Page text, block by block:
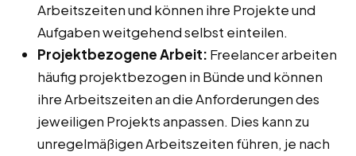
Arbeitszeiten und können ihre Projekte und
Aufgaben weitgehend selbst einteilen.
Projektbezogene Arbeit: Freelancer arbeiten
häufig projektbezogen in Bünde und können
ihre Arbeitszeiten an die Anforderungen des
jeweiligen Projekts anpassen. Dies kann zu
unregelmäßigen Arbeitszeiten führen, je nach